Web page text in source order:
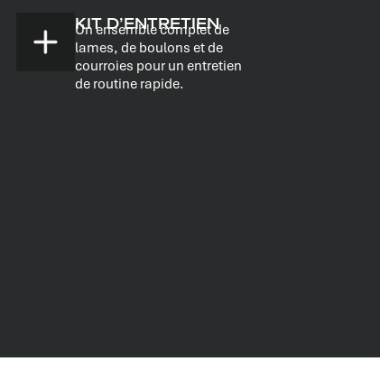
KIT D’ENTRETIEN
Un ensemble complet de
lames, de boulons et de
courroies pour un entretien
de routine rapide.